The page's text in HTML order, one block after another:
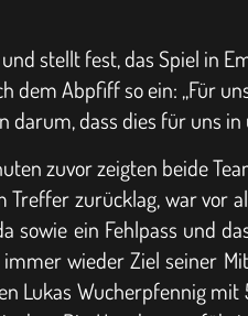
stellt fest, das Spiel in
dem Abpfiff so ein: „Für
dass dies für uns
zuvor zeigten beide
zurücklag, war vor
sowie ein Fehlpass und
wieder Ziel seiner
Lukas Wucherpfennig